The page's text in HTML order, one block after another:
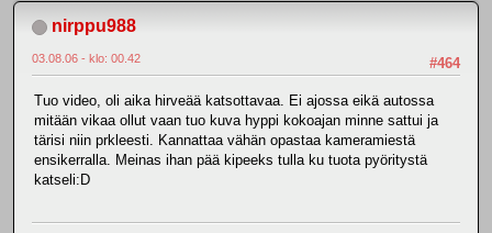
nirppu988
#464
03.08.06 - klo: 00.42
Tuo video, oli aika hirveää katsottavaa. Ei ajossa eikä autossa
mitään vikaa ollut vaan tuo kuva hyppi kokoajan minne sattui ja
tärisi niin prkleesti. Kannattaa vähän opastaa kameramiestä
ensikerralla. Meinas ihan pää kipeeks tulla ku tuota pyöritystä
katseli:D